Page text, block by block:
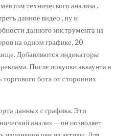
технического анализа .
данное видео , ну и
данного инструмента на
на одном графике, 20
Добавляются индикаторы
После покупки аккаунта в
бота от сторонних
данных с графика. Эти
анализ — он позволяет